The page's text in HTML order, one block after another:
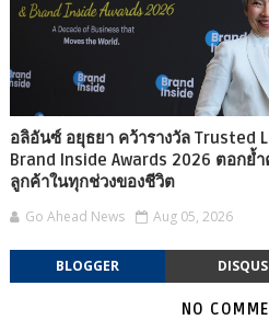
อลิอันซ์ อยุธยา คว้ารางวัล Trusted
Brand Inside Awards 2026 ตอกย้
ลูกค้าในทุกช่วงของชีวิต
Go Ahead News Aug 05, 2026
BLOGGER DISQUS
NO